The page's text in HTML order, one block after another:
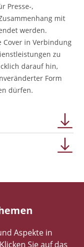
Presse-,
mit
werden.
Cover in Verbindung
zu
darauf hin,
Form
dürfen.
Aspekte in
Sie auf das